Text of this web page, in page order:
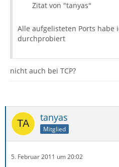
Zitat von "tanyas"
Alle aufgelisteten Ports habe
durchprobiert
nicht auch bei TCP?
tanyas
Mitglied
5. Februar 2011 um 20:02